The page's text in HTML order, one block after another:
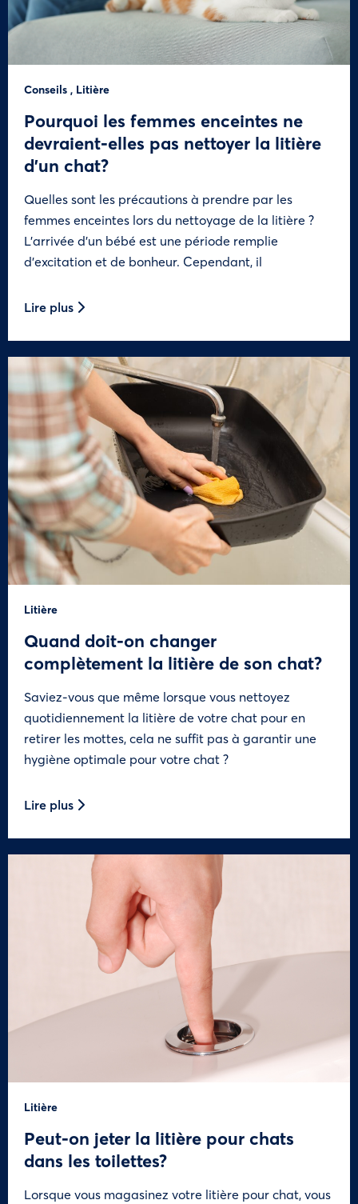
Conseils , Litière
Pourquoi les femmes enceintes ne
devraient-elles pas nettoyer la litière
d’un chat?
Quelles sont les précautions à prendre par les
femmes enceintes lors du nettoyage de la litière ?
L’arrivée d’un bébé est une période remplie
d’excitation et de bonheur. Cependant, il
Lire plus
Litière
Quand doit-on changer
complètement la litière de son chat?
Saviez-vous que même lorsque vous nettoyez
quotidiennement la litière de votre chat pour en
retirer les mottes, cela ne suffit pas à garantir une
hygiène optimale pour votre chat ?
Lire plus
Litière
Peut-on jeter la litière pour chats
dans les toilettes?
Lorsque vous magasinez votre litière pour chat, vous